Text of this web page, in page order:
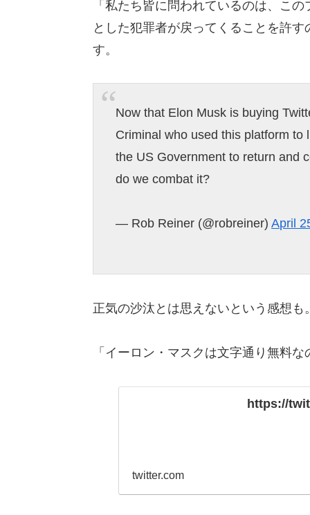
「私たち皆に問われているのは、こ
とした犯罪者が戻ってくることを許
す。
Now that Elon Musk is buying
Criminal who used this platform
the US Government to return and
do we combat it?
— Rob Reiner (@robreiner)April
正気の沙汰とは思えないという感想も
「イーロン・マスクは文字通り無料
https://
twitter.com